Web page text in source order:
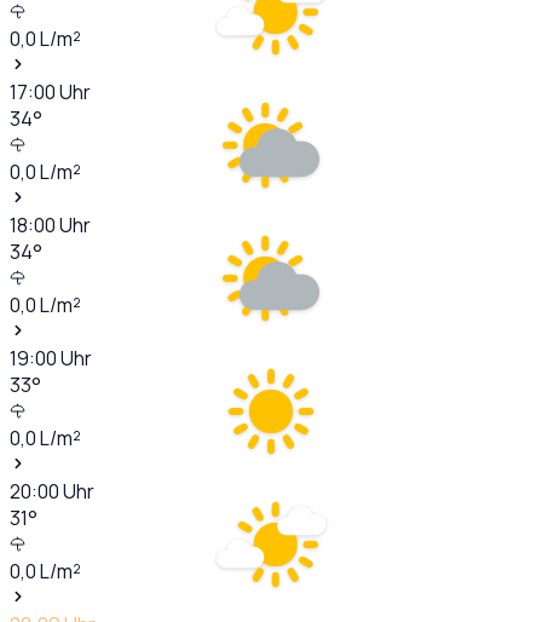
0,0L/m²
17:00Uhr
34°
0,0L/m²
18:00Uhr
34°
0,0L/m²
19:00Uhr
33°
0,0L/m²
20:00Uhr
31°
0,0L/m²